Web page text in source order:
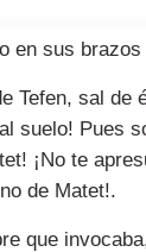
en sus
Tefen, sal de
suelo! Pues
¡No te
de Matet!.
que